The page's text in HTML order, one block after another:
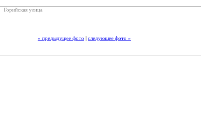
Горийская улица
« предыдущее фото следующее фото »